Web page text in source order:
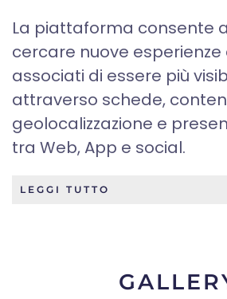
La piattaforma consente
cercare nuove esperienze
associati di essere più
attraverso schede,
geolocalizzazione e
tra Web, App e social.
LEGGI TUTTO